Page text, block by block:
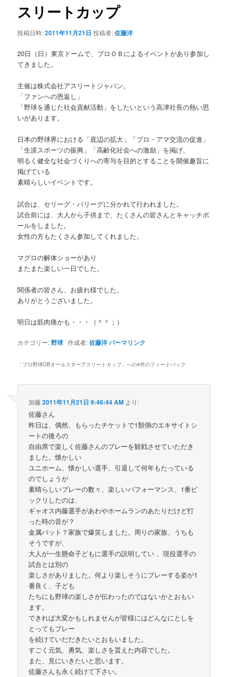
ョ
ン
スリートカップ
投稿日時:2011年11月21日 投稿者:佐藤洋
20日（日）東京ドームで、プロＯＢによるイベントがあり参加し
てきました。
主催は株式会社アスリートジャパン。
「ファンへの恩返し」
「野球を通じた社会貢献活動」をしたいという高津社長の熱い思
いがあります。
日本の野球界における「底辺の拡大」「プロ・アマ交流の促進」
「生涯スポーツの振興」「高齢化社会への激励」を掲げ、
明るく健全な社会づくりへの寄与を目的とすることを開催趣旨に
掲げている
素晴らしいイベントです。
試合は、セリーグ・パリーグに分かれて行われました。
試合前には、大人から子供まで、たくさんの皆さんとキャッチボ
ールをしました。
女性の方もたくさん参加してくれました。
マグロの解体ショーがあり
またまた楽しい一日でした。
関係者の皆さん、お疲れ様でした。
ありがとうございました。
明日は筋肉痛かも・・・（＾＾；）
カテゴリー:野球 作成者:佐藤洋パーマリンク
「プロ野球OBオールスターアスリートカップ」への4件のフィードバック
加藤2011年11月21日 9:46:44 AM より:
佐藤さん
昨日は、偶然、もらったチケットで1類側のエキサイトシ
ートの後ろの
自由席で楽しく佐藤さんのプレーを観戦させていただき
ました。懐かしい
ユニホーム、懐かしい選手、引退して何年もたっている
のでしょうが
素晴らしいプレーの数々、楽しいパフォーマンス、1番ビ
ックリしたのは、
ギャオス内藤選手があわやホームランのあたりだけど打
った時の音が？
金属バット？家族で爆笑しました。周りの家族、うちも
そうですが、
大人が一生懸命子どもに選手の説明してい 、現役選手の
試合とは別の
楽しさがありました。何より楽しそうにプレーする姿が1
番良く、子ども
たちにも野球の楽しさが伝わったのではないかとおもい
ます。
できれば大変かもしれませんが皆様にはどんなにとしを
とってもプレー
を続けていだだきたいとおもいました。
すごく元気、勇気、楽しさを貰えた内容でした。
また、見にいきたいと思います。
佐藤さんも永く続けて下さい。